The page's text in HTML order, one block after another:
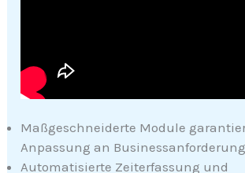
Maßgeschneiderte Module
Anpassung an
Automatisierte Zeiterfassung und